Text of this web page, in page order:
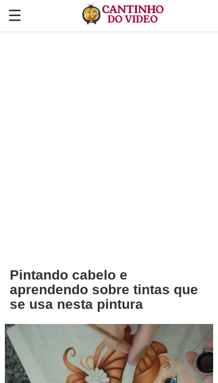
☰
✕
Pintando cabelo e
aprendendo sobre tintas que
se usa nesta pintura